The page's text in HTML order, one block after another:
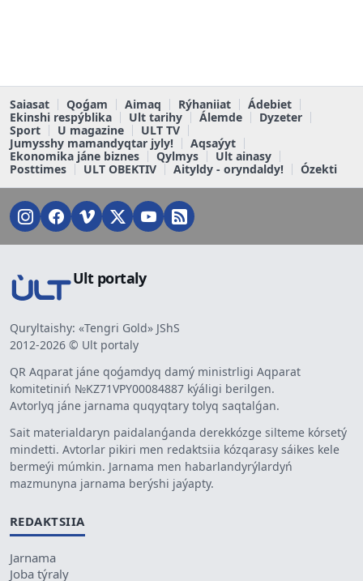
Saiasat Qoǵam Aimaq Rýhaniiat
Ádebiet
Ekinshi respýblika
Ult tarihy Álemde
Dyzeter
Sport
U magazine
ULT TV
Jumysshy mamandyqtar jyly!
Aqsaýyt
Ekonomika jáne biznes
Qylmys
Ult ainasy
Posttimes
ULT OBEKTIV Aityldy - oryndaldy! Ózekti
Ult portaly
Quryltaishy: «Tengri Gold» JShS
2012-2026 © Ult portaly
QR Aqparat jáne qoǵamdyq damý ministrligi Aqparat
komitetiniń №KZ71VPY00084887 kýáligi berilgen.
Avtorlyq jáne jarnama quqyqtary tolyq saqtalǵan.
Sait materialdaryn paidalanǵanda derekkózge silteme kórsetý
mindetti. Avtorlar pikiri men redaktsiia kózqarasy sáikes kele
bermeýi múmkin. Jarnama men habarlandyrýlardyń
mazmunyna jarnama berýshi jaýapty.
REDAKTSIIA
Jarnama
Joba týraly